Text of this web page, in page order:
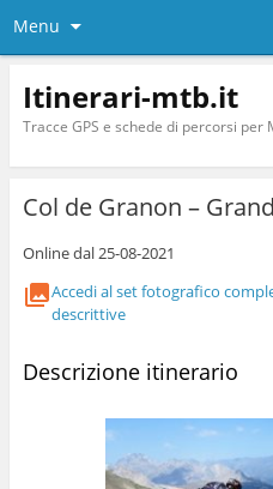
Menu
Itinerari-mtb.it
Tracce GPS e schede di percorsi per
Col de Granon –
Online dal 25-08-2021
Accedi al set fotografico
descrittive
Descrizione itinerario